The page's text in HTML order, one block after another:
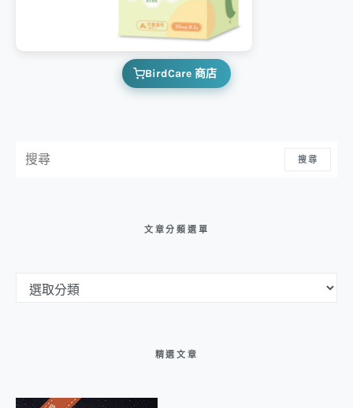
BirdCare 商店
搜尋
文章分類選單
精選文章